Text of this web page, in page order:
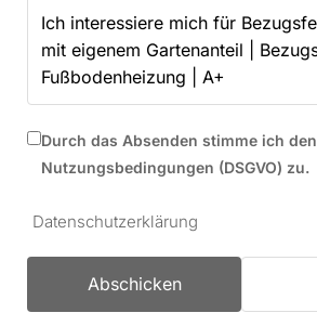
Durch das Absenden stimme ich den
Nutzungsbedingungen (DSGVO) zu.
Datenschutzerklärung
Abschicken